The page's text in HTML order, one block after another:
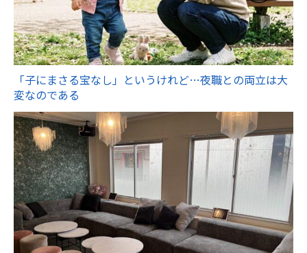
「子にまさる宝なし」というけれど…夜職との両立は大
変なのである